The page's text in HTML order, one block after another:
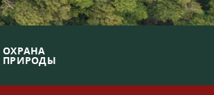
ОХРАНА
ПРИРОДЫ